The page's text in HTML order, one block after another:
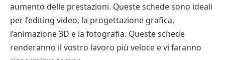
aumento delle prestazioni. Queste schede sono ideali
per l’editing video, la progettazione grafica,
l’animazione 3D e la fotografia. Queste schede
renderanno il vostro lavoro più veloce e vi faranno